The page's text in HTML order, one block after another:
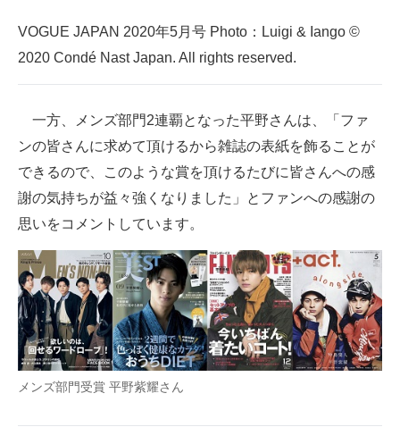
VOGUE JAPAN 2020年5月号 Photo：Luigi & Iango ©
2020 Condé Nast Japan. All rights reserved.
一方、メンズ部門2連覇となった平野さんは、「ファ
ンの皆さんに求めて頂けるから雑誌の表紙を飾ることが
できるので、このような賞を頂けるたびに皆さんへの感
謝の気持ちが益々強くなりました」とファンへの感謝の
思いをコメントしています。
メンズ部門受賞 平野紫耀さん